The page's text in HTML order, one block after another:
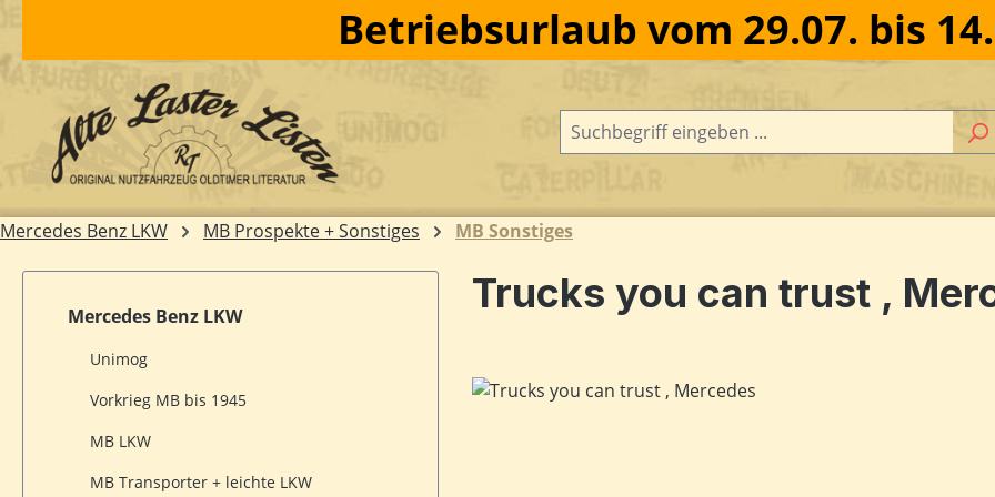
Betriebsurlaub vom 29.07. bis
Mercedes Benz LKW MB Prospekte + Sonstiges MB Sonstiges
Mercedes Benz LKW
Unimog
Vorkrieg MB bis 1945
MB LKW
MB Transporter + leichte LKW
Trucks you can trust ,
Bildergalerie überspringen